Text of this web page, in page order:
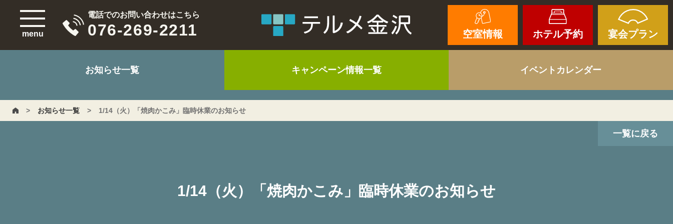
menu
電話でのお問い合わせはこちら
076-269-2211 空室情報 ホテル予約 宴会プラン
お知らせ一覧 キャンペーン情報一覧 イベントカレンダー
> お知らせ一覧 > 1/14（火）「焼肉かこみ」臨時休業のお知らせ
1/14（火）「焼肉かこみ」臨時休業のお知らせ
一覧に戻る